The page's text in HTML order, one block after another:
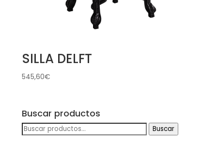
SILLA DELFT
545,60€
Buscar productos
Buscar
por:
Buscar